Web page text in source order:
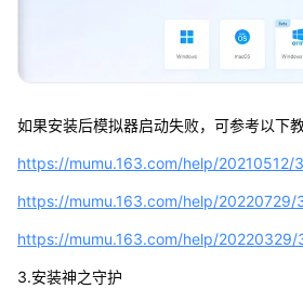
如果安装后模拟器启动失败，可参考以下
https://mumu.163.com/help/20210512/
https://mumu.163.com/help/20220729/
https://mumu.163.com/help/20220329/
3.安装神之守护